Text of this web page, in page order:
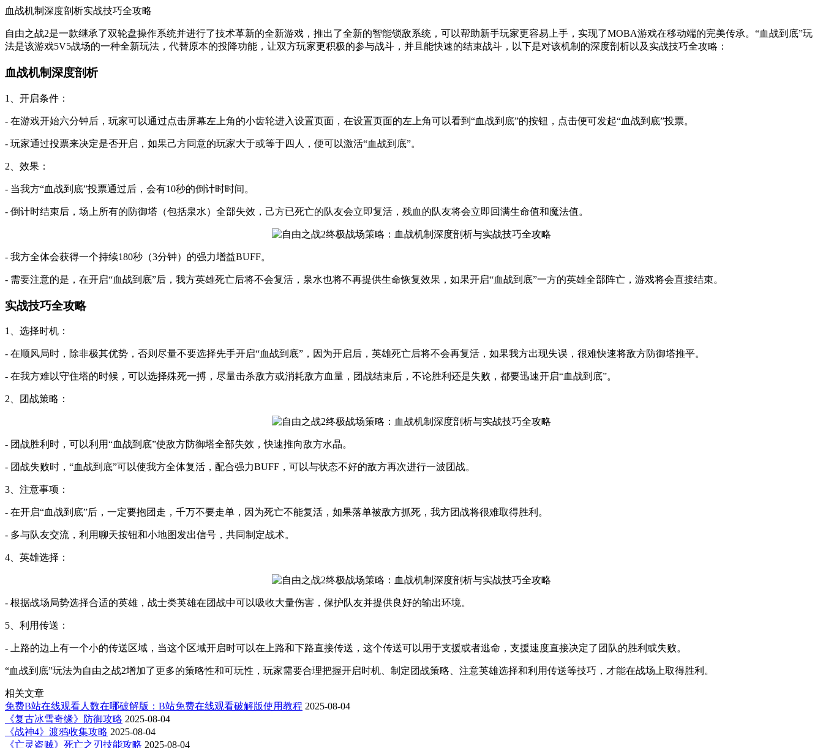
血战机制深度剖析实战技巧全攻略
自由之战2是一款继承了双轮盘操作系统并进行了技术革新的全新游戏，推出了全新的智能锁敌系统，可以帮助新手玩家更容易上手，实现了MOBA游戏在移动端的完美传承。“血战到底”玩
法是该游戏5V5战场的一种全新玩法，代替原本的投降功能，让双方玩家更积极的参与战斗，并且能快速的结束战斗，以下是对该机制的深度剖析以及实战技巧全攻略：
血战机制深度剖析
1、开启条件：
- 在游戏开始六分钟后，玩家可以通过点击屏幕左上角的小齿轮进入设置页面，在设置页面的左上角可以看到“血战到底”的按钮，点击便可发起“血战到底”投票。
- 玩家通过投票来决定是否开启，如果己方同意的玩家大于或等于四人，便可以激活“血战到底”。
2、效果：
- 当我方“血战到底”投票通过后，会有10秒的倒计时时间。
- 倒计时结束后，场上所有的防御塔（包括泉水）全部失效，己方已死亡的队友会立即复活，残血的队友将会立即回满生命值和魔法值。
- 我方全体会获得一个持续180秒（3分钟）的强力增益BUFF。
- 需要注意的是，在开启“血战到底”后，我方英雄死亡后将不会复活，泉水也将不再提供生命恢复效果，如果开启“血战到底”一方的英雄全部阵亡，游戏将会直接结束。
实战技巧全攻略
1、选择时机：
- 在顺风局时，除非极其优势，否则尽量不要选择先手开启“血战到底”，因为开启后，英雄死亡后将不会再复活，如果我方出现失误，很难快速将敌方防御塔推平。
- 在我方难以守住塔的时候，可以选择殊死一搏，尽量击杀敌方或消耗敌方血量，团战结束后，不论胜利还是失败，都要迅速开启“血战到底”。
2、团战策略：
- 团战胜利时，可以利用“血战到底”使敌方防御塔全部失效，快速推向敌方水晶。
- 团战失败时，“血战到底”可以使我方全体复活，配合强力BUFF，可以与状态不好的敌方再次进行一波团战。
3、注意事项：
- 在开启“血战到底”后，一定要抱团走，千万不要走单，因为死亡不能复活，如果落单被敌方抓死，我方团战将很难取得胜利。
- 多与队友交流，利用聊天按钮和小地图发出信号，共同制定战术。
4、英雄选择：
- 根据战场局势选择合适的英雄，战士类英雄在团战中可以吸收大量伤害，保护队友并提供良好的输出环境。
5、利用传送：
- 上路的边上有一个小的传送区域，当这个区域开启时可以在上路和下路直接传送，这个传送可以用于支援或者逃命，支援速度直接决定了团队的胜利或失败。
“血战到底”玩法为自由之战2增加了更多的策略性和可玩性，玩家需要合理把握开启时机、制定团战策略、注意英雄选择和利用传送等技巧，才能在战场上取得胜利。
相关文章
免费B站在线观看人数在哪破解版：B站免费在线观看破解版使用教程 2025-08-04
《复古冰雪奇缘》防御攻略 2025-08-04
《战神4》渡鸦收集攻略 2025-08-04
《亡灵盗贼》死亡之刃技能攻略 2025-08-04